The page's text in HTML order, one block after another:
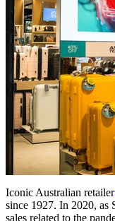
Iconic Australian retailer
since 1927. In 2020, as
sales related to the